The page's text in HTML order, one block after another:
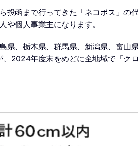
投函まで行ってきた「ネコポス」の
や個人事業主になります。
県、栃木県、群馬県、新潟県、富山
2024年度末をめどに全地域で「ク